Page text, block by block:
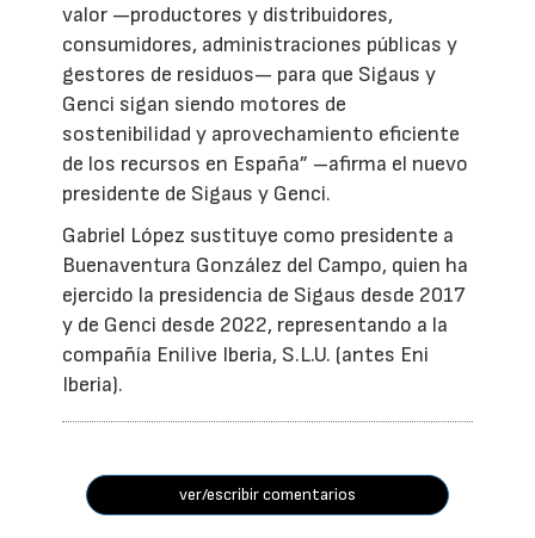
valor —productores y distribuidores,
consumidores, administraciones públicas y
gestores de residuos— para que Sigaus y
Genci sigan siendo motores de
sostenibilidad y aprovechamiento eficiente
de los recursos en España” –afirma el nuevo
presidente de Sigaus y Genci.
Gabriel López sustituye como presidente a
Buenaventura González del Campo, quien ha
ejercido la presidencia de Sigaus desde 2017
y de Genci desde 2022, representando a la
compañía Enilive Iberia, S.L.U. (antes Eni
Iberia).
ver/escribir comentarios